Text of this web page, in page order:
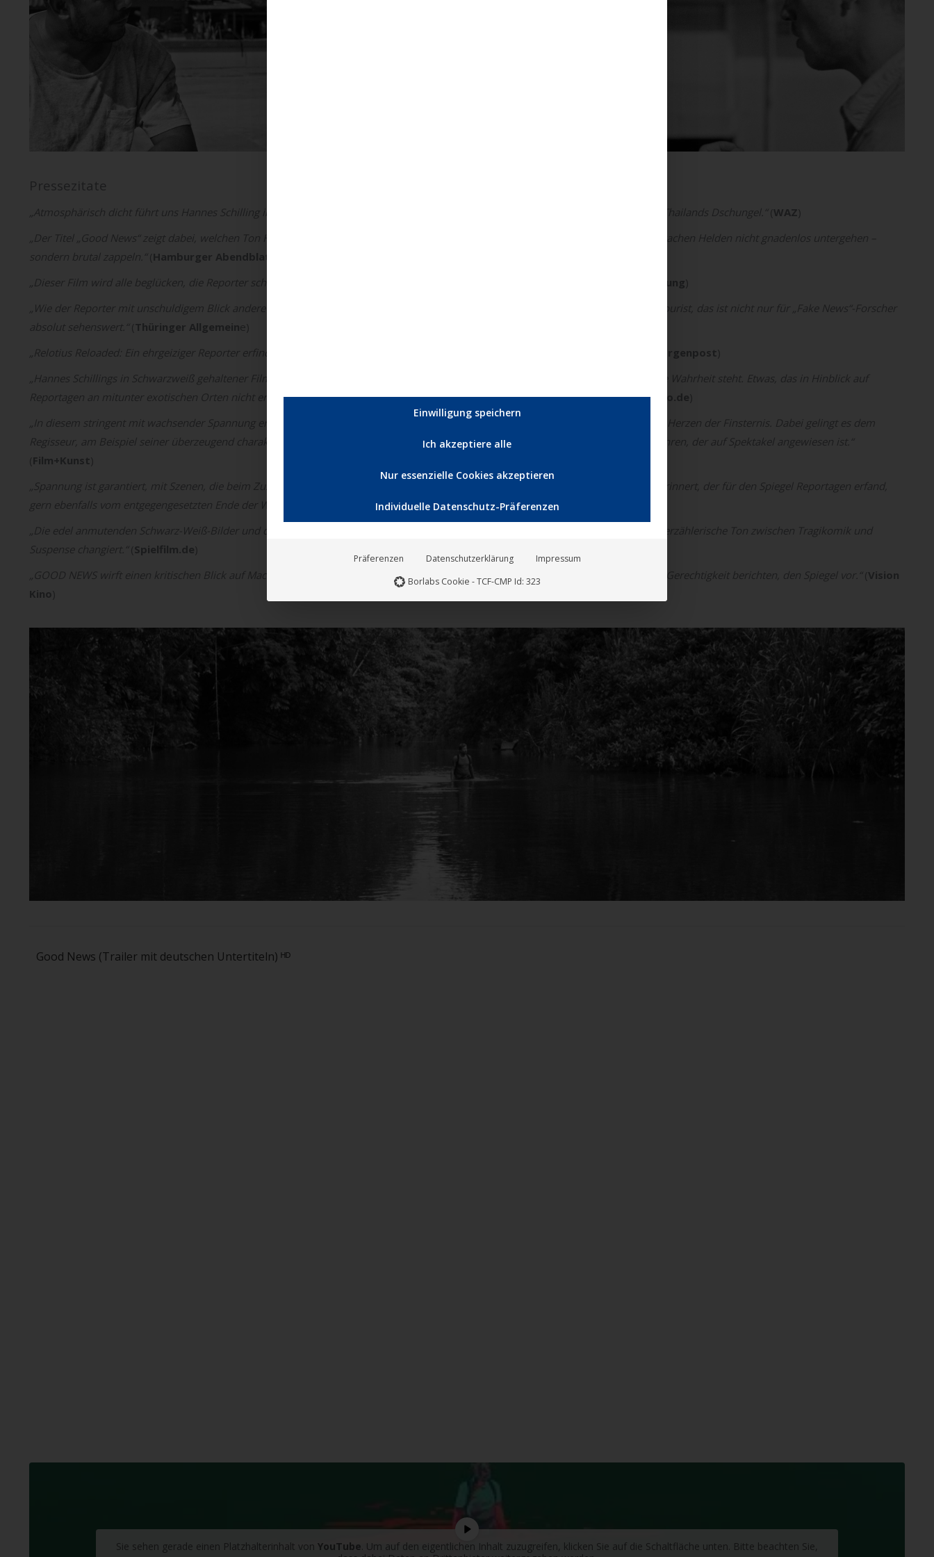
Pressezitate
„Atmosphärisch dicht führt uns Hannes Schilling in seinem klaus­trophobischen Kammerspiel tief in menschliche Abgründe mitten in Thailands Dschungel.“ ( WAZ)
„Der Titel „Good News“ zeigt dabei, welchen Ton Hannes Schillings kleines, feines Schwarzweiß-Drama anschlägt. Er lässt seinen schwachen Helden nicht gnadenlos untergehen –
sondern brutal zappeln.“ ( Hamburger Abendblatt
„Dieser Film wird alle beglücken, die Reporter schon immer für Pro­duzenten von Fake News gehalten haben.“
Braunschweiger Zeitung)
„Wie der Reporter mit unschuldigem Blick andere ins Verderben stürzt wie ein Verbrecher, sich eine fremde Kultur aneignet wie ein Tourist, das ist nicht nur für „Fake News“-Forscher
absolut sehenswert.“ ( Thüringer Allgemeine)
„Relotius Reloaded: Ein ehrgeiziger Reporter erfindet eine starke Geschichte – mit Folgen: „Good News“ ist starkes Kino.“
Berliner Morgenpost)
„Hannes Schillings in Schwarzweiß gehaltener Film ist in vielerlei Hinsicht überzeugend. Es ist auch ein Diskurs darüber, wie es um die Wahrheit steht. Etwas, das in Hinblick auf
Reportagen an mitunter exotischen Orten nicht erst seit der Spiegel-Affäre um Claas Relotius in den Fokus geraten ist.(Programmkino.de)
„In diesem stringent mit wachsender Spannung erzählenden Film stolpern die Protagonisten in Richtung eines ungewissen Finales im Herzen der Finsternis. Dabei gelingt es dem
Regisseur, am Beispiel seiner überzeugend charakterisierten Figuren nicht nur die moralischen Fallstricke eines Journalismus vorzuführen, der auf Spektakel angewiesen ist.“
( Film+Kunst)
„Spannung ist garantiert, mit Szenen, die beim Zuschauen durchaus wehtun. Mit Recht fühlt man sich an den Fall von Claas Relotius erinnert, der für den Spiegel Reportagen erfand,
gern ebenfalls vom entgegengesetzten Ende der Welt.“
„Die edel anmutenden Schwarz-Weiß-Bilder und der häufige Handkamera-Einsatz ergeben einen spannenden Kontrast, während der erzählerische Ton zwischen Tragikomik und
Suspense changiert.“ ( Spielfilm.de)
„GOOD NEWS wirft einen kritischen Blick auf Macht, Moral und Verantwortung im Journalismus und hält all jenen, die im Namen der Gerechtigkeit berichten, den Spiegel vor.“ ( Vision
Kino)
Good News (Trailer mit deutschen Untertiteln) ᴴᴰ
Sie sehen gerade einen Platzhalterinhalt von YouTube. Um auf den eigentlichen Inhalt zuzugreifen, klicken Sie auf die Schaltfläche unten. Bitte beachten Sie,
Einwilligung speichern
Ich akzeptiere alle
Nur essenzielle Cookies akzeptieren
Individuelle Datenschutz-Präferenzen
Präferenzen Datenschutzerklärung
Impressum
Borlabs Cookie - TCF-CMP Id: 323